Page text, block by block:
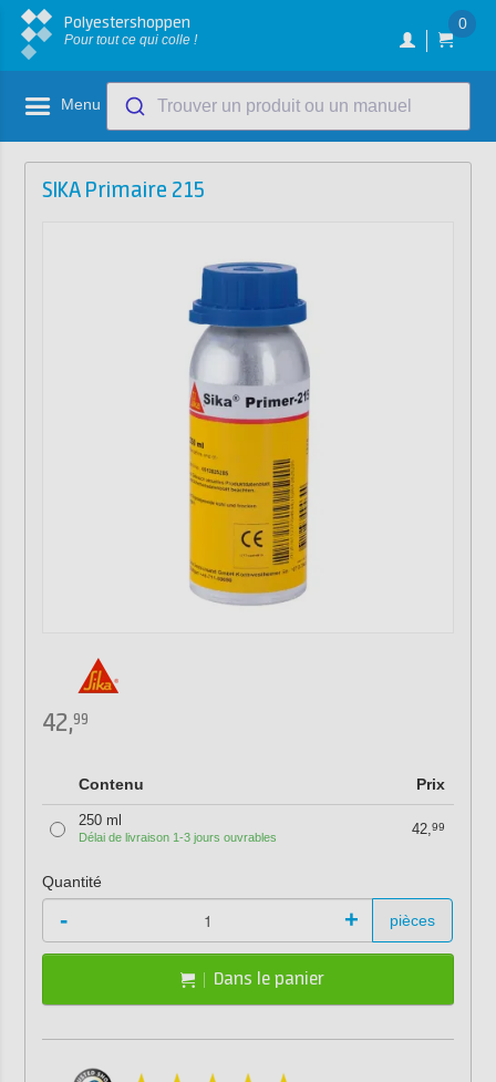
Polyestershoppen
Pour tout ce qui colle !
0
Menu Trouver un produit ou un manuel
SIKA Primaire 215
42,99
Contenu Prix
250 ml
Délai de livraison 1-3 jours ouvrables 42,99
Quantité
- + pièces
Dans le panier